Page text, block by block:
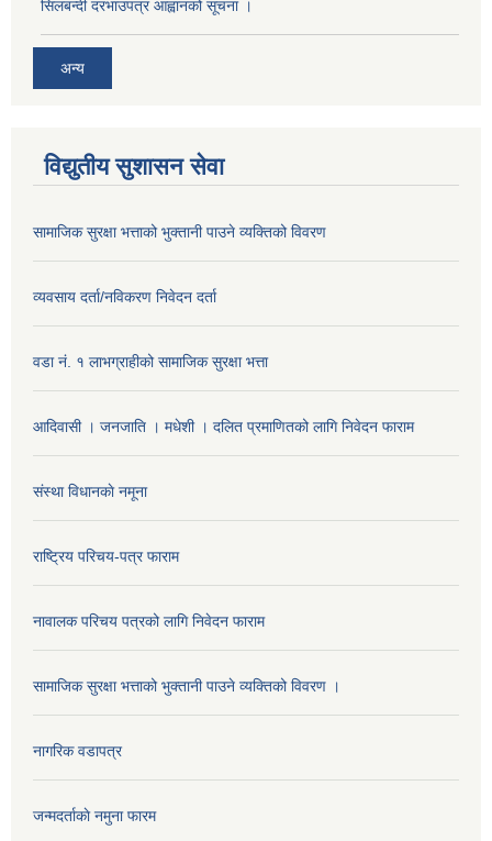
सिलबन्दी दरभाउपत्र आह्वानको सूचना ।
अन्य
विद्युतीय सुशासन सेवा
सामाजिक सुरक्षा भत्ताको भुक्तानी पाउने व्यक्तिको विवरण
व्यवसाय दर्ता/नविकरण निवेदन दर्ता
वडा नं. १ लाभग्राहीको सामाजिक सुरक्षा भत्ता
आदिवासी । जनजाति । मधेशी । दलित प्रमाणितको लागि निवेदन फाराम
संस्था विधानकाे नमूना
राष्ट्रिय परिचय-पत्र फाराम
नावालक परिचय पत्रको लागि निवेदन फाराम
सामाजिक सुरक्षा भत्ताको भुक्तानी पाउने व्यक्तिको विवरण ।
नागरिक वडापत्र
जन्मदर्ताकाे नमुना फारम